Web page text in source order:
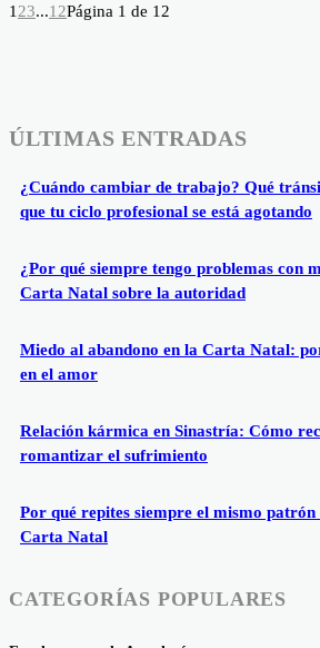
1 23...12Página 1 de 12
ÚLTIMAS ENTRADAS
¿Cuándo cambiar de trabajo? Qué
que tu ciclo profesional se está agotando
¿Por qué siempre tengo problemas con
Carta Natal sobre la autoridad
Miedo al abandono en la Carta Natal:
en el amor
Relación kármica en Sinastría: Cómo
romantizar el sufrimiento
Por qué repites siempre el mismo patrón
Carta Natal
CATEGORÍAS POPULARES